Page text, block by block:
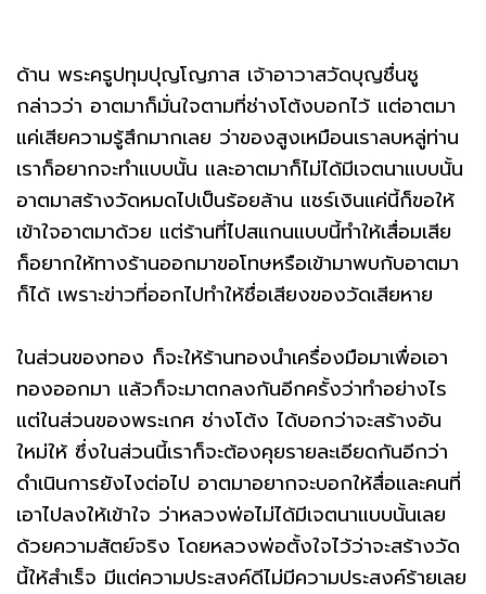
ด้าน พระครูปทุมปุญโญภาส เจ้าอาวาสวัดบุญชื่นชู
กล่าวว่า อาตมาก็มั่นใจตามที่ช่างโต้งบอกไว้ แต่อาตมา
แค่เสียความรู้สึกมากเลย ว่าของสูงเหมือนเราลบหลู่ท่าน
เราก็อยากจะทำแบบนั้น และอาตมาก็ไม่ได้มีเจตนาแบบนั้น
อาตมาสร้างวัดหมดไปเป็นร้อยล้าน แชร์เงินแค่นี้ก็ขอให้
เข้าใจอาตมาด้วย แต่ร้านที่ไปสแกนแบบนี้ทำให้เสื่อมเสีย
ก็อยากให้ทางร้านออกมาขอโทษหรือเข้ามาพบกับอาตมา
ก็ได้ เพราะข่าวที่ออกไปทำให้ชื่อเสียงของวัดเสียหาย
ในส่วนของทอง ก็จะให้ร้านทองนำเครื่องมือมาเพื่อเอา
ทองออกมา แล้วก็จะมาตกลงกันอีกครั้งว่าทำอย่างไร
แต่ในส่วนของพระเกศ ช่างโต้ง ได้บอกว่าจะสร้างอัน
ใหม่ให้ ซึ่งในส่วนนี้เราก็จะต้องคุยรายละเอียดกันอีกว่า
ดำเนินการยังไงต่อไป อาตมาอยากจะบอกให้สื่อและคนที่
เอาไปลงให้เข้าใจ ว่าหลวงพ่อไม่ได้มีเจตนาแบบนั้นเลย
ด้วยความสัตย์จริง โดยหลวงพ่อตั้งใจไว้ว่าจะสร้างวัด
นี้ให้สำเร็จ มีแต่ความประสงค์ดีไม่มีความประสงค์ร้ายเลย